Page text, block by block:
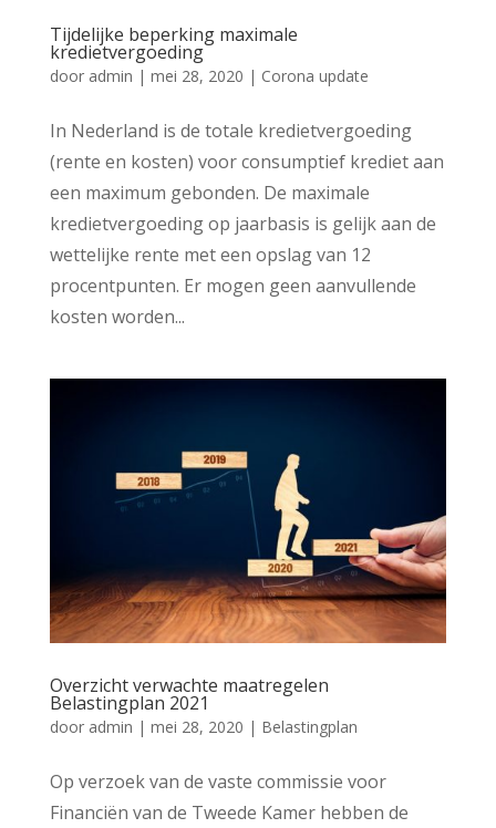
Tijdelijke beperking maximale
kredietvergoeding
door admin | mei 28, 2020 | Corona update
In Nederland is de totale kredietvergoeding
(rente en kosten) voor consumptief krediet aan
een maximum gebonden. De maximale
kredietvergoeding op jaarbasis is gelijk aan de
wettelijke rente met een opslag van 12
procentpunten. Er mogen geen aanvullende
kosten worden...
Overzicht verwachte maatregelen
Belastingplan 2021
door admin | mei 28, 2020 | Belastingplan
Op verzoek van de vaste commissie voor
Financiën van de Tweede Kamer hebben de